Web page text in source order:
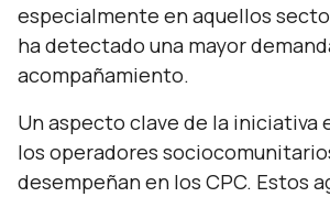
especialmente en aquellos
ha detectado una mayor
acompañamiento.
Un aspecto clave de la iniciativa
los operadores
desempeñan en los CPC. Estos